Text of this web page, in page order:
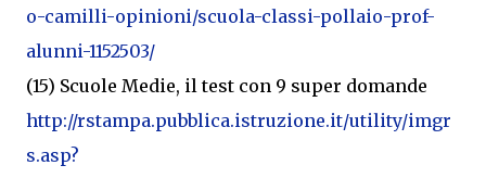
o-camilli-opinioni/scuola-classi-pollaio-prof-
alunni-1152503/
(15) Scuole Medie, il test con 9 super domande
http://rstampa.pubblica.istruzione.it/utility/imgr
s.asp?